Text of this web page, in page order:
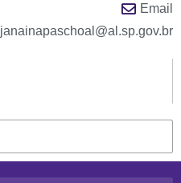
Email
janainapaschoal@al.sp.gov.br